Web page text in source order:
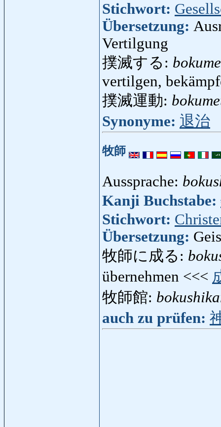
Stichwort:
Übersetzung:
Vertilgung
撲滅する:
vertilgen,
撲滅運動:
Synonyme: 退治
牧師
Aussprache:
Kanji Buchstabe:
Stichwort:
Übersetzung:
牧師に成る:
übernehmen <<<
牧師館:
auch zu prüfen: